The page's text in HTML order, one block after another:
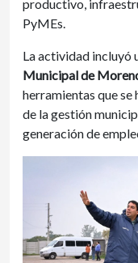
productivo,
PyMEs.
La actividad incluyó
Municipal de
herramientas que
de la gestión
generación de